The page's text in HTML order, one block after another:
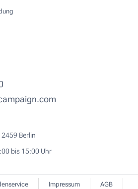
Berlin
bis 15:00 Uhr
Impressum AGB